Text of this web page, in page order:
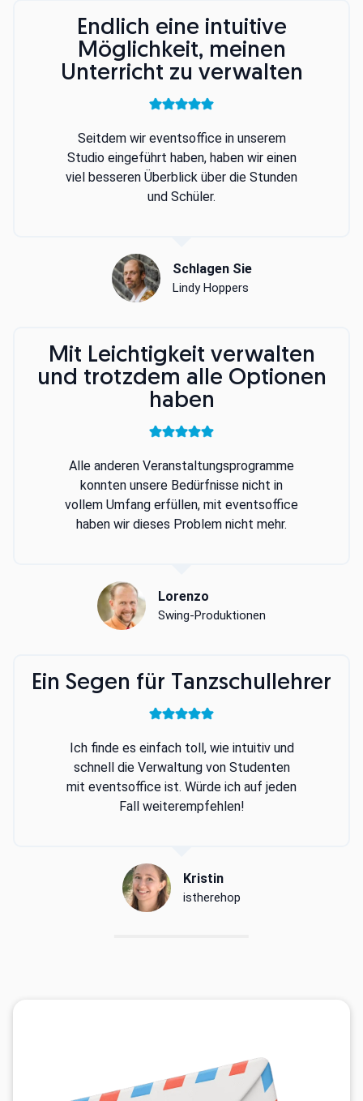
Endlich eine intuitive
Möglichkeit, meinen
Unterricht zu verwalten
Seitdem wir eventsoffice in unserem
Studio eingeführt haben, haben wir einen
viel besseren Überblick über die Stunden
und Schüler.
Schlagen Sie
Lindy Hoppers
Mit Leichtigkeit verwalten
und trotzdem alle Optionen
haben
Alle anderen Veranstaltungsprogramme
konnten unsere Bedürfnisse nicht in
vollem Umfang erfüllen, mit eventsoffice
haben wir dieses Problem nicht mehr.
Lorenzo
Swing-Produktionen
Ein Segen für Tanzschullehrer
Ich finde es einfach toll, wie intuitiv und
schnell die Verwaltung von Studenten
mit eventsoffice ist. Würde ich auf jeden
Fall weiterempfehlen!
Kristin
istherehop